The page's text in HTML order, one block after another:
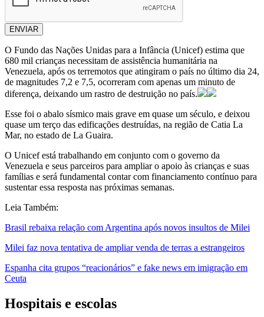
ENVIAR
O Fundo das Nações Unidas para a Infância (Unicef) estima que
680 mil crianças necessitam de assistência humanitária na
Venezuela, após os terremotos que atingiram o país no último dia 24,
de magnitudes 7,2 e 7,5, ocorreram com apenas um minuto de
diferença, deixando um rastro de destruição no país.
Esse foi o abalo sísmico mais grave em quase um século, e deixou
quase um terço das edificações destruídas, na região de Catia La
Mar, no estado de La Guaira.
O Unicef está trabalhando em conjunto com o governo da
Venezuela e seus parceiros para ampliar o apoio às crianças e suas
famílias e será fundamental contar com financiamento contínuo para
sustentar essa resposta nas próximas semanas.
Leia Também:
Brasil rebaixa relação com Argentina após novos insultos de Milei
Milei faz nova tentativa de ampliar venda de terras a estrangeiros
Espanha cita grupos “reacionários” e fake news em imigração em
Ceuta
Hospitais e escolas